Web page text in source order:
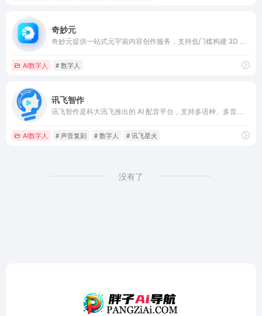
奇妙元
AI数字人 # 数字人
讯飞智作
AI数字人 # 声音复刻 # 数字人 # 讯飞星火
没有了